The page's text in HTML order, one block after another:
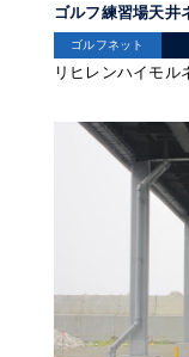
ゴルフ練習場天井
ゴルフネット
リヒレンハイモル